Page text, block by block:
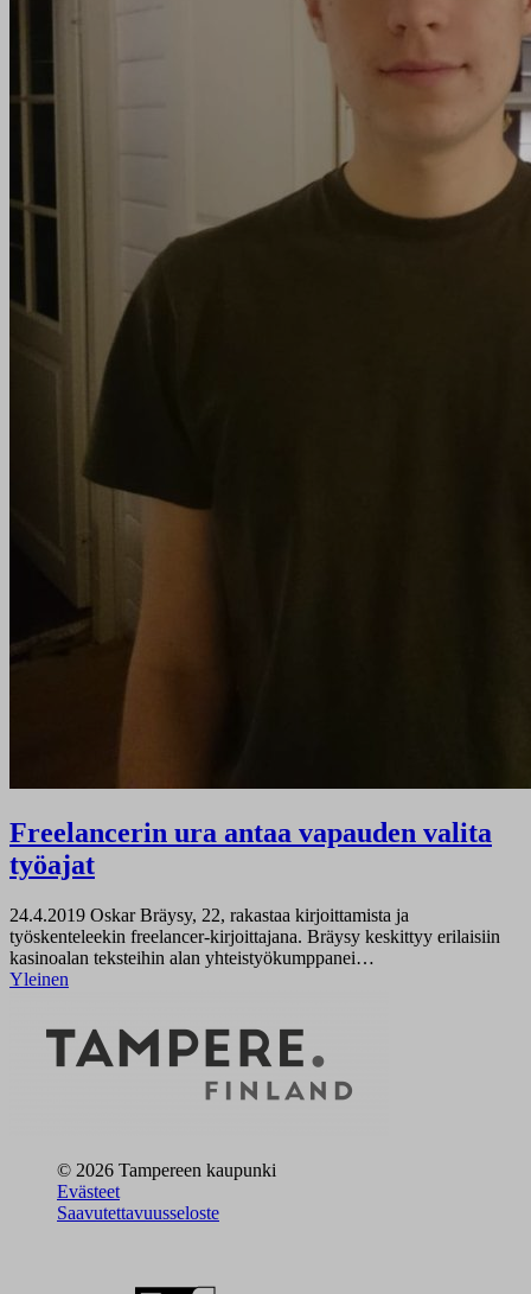
Freelancerin ura antaa vapauden valita
työajat
24.4.2019 Oskar Bräysy, 22, rakastaa kirjoittamista ja
työskenteleekin freelancer-kirjoittajana. Bräysy keskittyy erilaisiin
kasinoalan teksteihin alan yhteistyökumppanei…
Yleinen
© 2026 Tampereen kaupunki
Evästeet
Saavutettavuusseloste